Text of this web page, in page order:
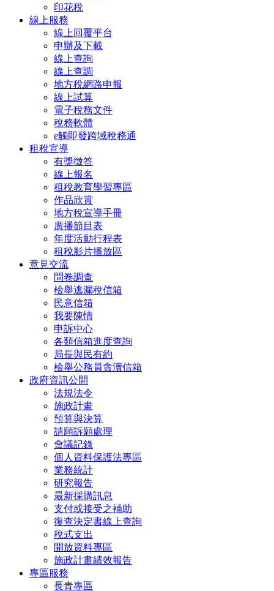
印花稅
線上服務
線上回覆平台
申辦及下載
線上查詢
線上查調
地方稅網路申報
線上試算
電子稅務文件
稅務軟體
e觸即發跨域稅務通
租稅宣導
有獎徵答
線上報名
租稅教育學習專區
作品欣賞
地方稅宣導手冊
廣播節目表
年度活動行程表
租稅影片播放區
意見交流
問卷調查
檢舉逃漏稅信箱
民意信箱
我要陳情
申訴中心
各類信箱進度查詢
局長與民有約
檢舉公務員貪瀆信箱
政府資訊公開
法規法令
施政計畫
預算與決算
請願訴願處理
會議記錄
個人資料保護法專區
業務統計
研究報告
最新採購訊息
支付或接受之補助
復查決定書線上查詢
稅式支出
開放資料專區
施政計畫績效報告
專區服務
長青專區